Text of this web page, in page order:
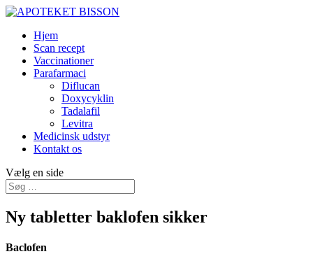
Hjem
Scan recept
Vaccinationer
Parafarmaci
Diflucan
Doxycyklin
Tadalafil
Levitra
Medicinsk udstyr
Kontakt os
Vælg en side
Ny tabletter baklofen sikker
Baclofen